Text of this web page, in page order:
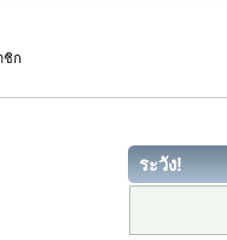
ชิก
ระวัง!